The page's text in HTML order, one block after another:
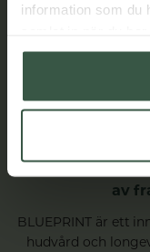
information som du
BLUEPRINT –
av
BLUEPRINT är ett
hudvård och